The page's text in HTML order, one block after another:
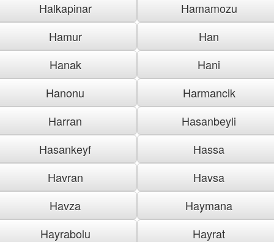
Halkapinar
Hamamozu
Hamur
Han
Hanak
Hani
Hanonu
Harmancik
Harran
Hasanbeyli
Hasankeyf
Hassa
Havran
Havsa
Havza
Haymana
Hayrabolu
Hayrat